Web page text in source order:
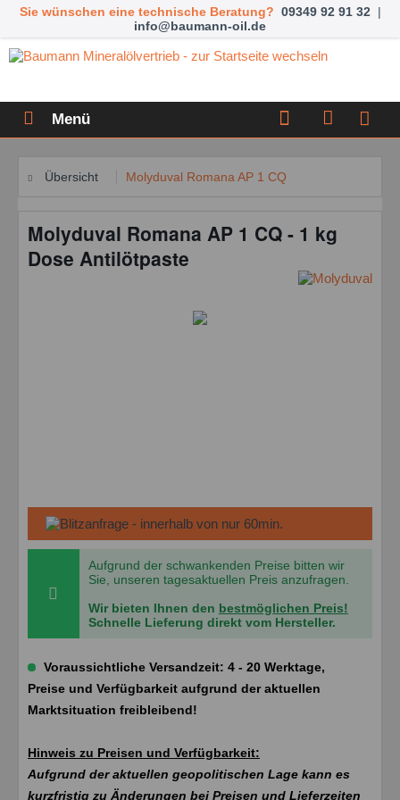
Sie wünschen eine technische Beratung? 09349 92 91 32 |
info@baumann-oil.de
Menü
Übersicht Molyduval Romana AP 1 CQ
Molyduval Romana AP 1 CQ - 1 kg
Dose Antilötpaste
Aufgrund der schwankenden Preise bitten wir
Sie, unseren tagesaktuellen Preis anzufragen.
Wir bieten Ihnen den bestmöglichen Preis!
Schnelle Lieferung direkt vom Hersteller.
Voraussichtliche Versandzeit: 4 - 20 Werktage,
Preise und Verfügbarkeit aufgrund der aktuellen
Marktsituation freibleibend!
Hinweis zu Preisen und Verfügbarkeit:
Aufgrund der aktuellen geopolitischen Lage kann es
kurzfristig zu Änderungen bei Preisen und Lieferzeiten